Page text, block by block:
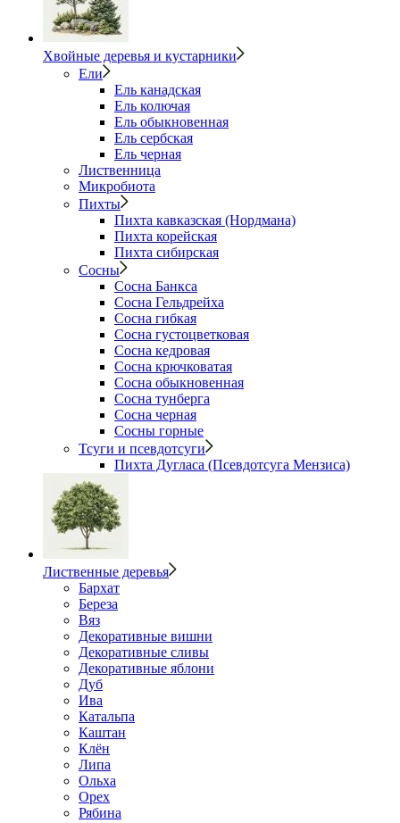
Хвойные деревья и кустарники
Ели
Ель канадская
Ель колючая
Ель обыкновенная
Ель сербская
Ель черная
Лиственница
Микробиота
Пихты
Пихта кавказская (Нордмана)
Пихта корейская
Пихта сибирская
Сосны
Сосна Банкса
Сосна Гельдрейха
Сосна гибкая
Сосна густоцветковая
Сосна кедровая
Сосна крючковатая
Сосна обыкновенная
Сосна тунберга
Сосна черная
Сосны горные
Тсуги и псевдотсуги
Пихта Дугласа (Псевдотсуга Мензиса)
Лиственные деревья
Бархат
Береза
Вяз
Декоративные вишни
Декоративные сливы
Декоративные яблони
Дуб
Ива
Катальпа
Каштан
Клён
Липа
Ольха
Орех
Рябина